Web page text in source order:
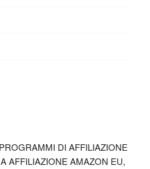
DI AFFILIAZIONE
AFFILIAZIONE AMAZON EU,